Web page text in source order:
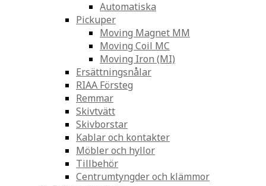
Automatiska
Pickuper
Moving Magnet MM
Moving Coil MC
Moving Iron (MI)
Ersättningsnålar
RIAA Försteg
Remmar
Skivtvätt
Skivborstar
Kablar och kontakter
Möbler och hyllor
Tillbehör
Centrumtyngder och klämmor